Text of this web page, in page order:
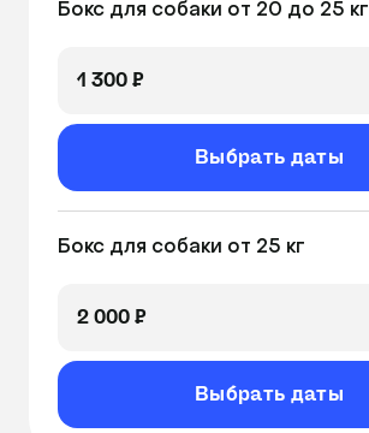
Бокс для собаки от 20 до 25 кг
1 300 ₽
Выбрать даты
Бокс для собаки от 25 кг
2 000 ₽
Выбрать даты